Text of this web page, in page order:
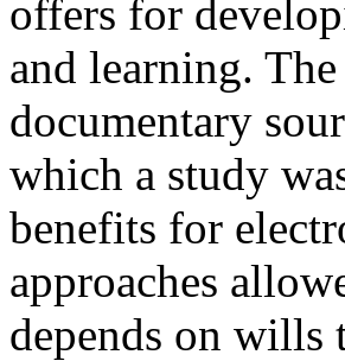
offers for
and learning.
documentary
which a study
benefits for
approaches
depends on wills